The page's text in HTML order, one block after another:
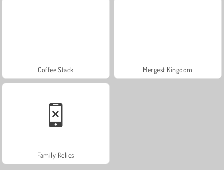
Coffee Stack Mergest Kingdom
Family Relics